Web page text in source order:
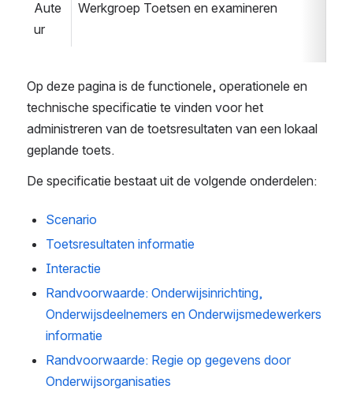
Aute
ur
Werkgroep Toetsen en examineren
Op deze pagina is de functionele, operationele en
technische specificatie te vinden voor het
administreren van de toetsresultaten van een lokaal
geplande toets.
De specificatie bestaat uit de volgende onderdelen:
Scenario
Toetsresultaten informatie
Interactie
Randvoorwaarde: Onderwijsinrichting,
Onderwijsdeelnemers en Onderwijsmedewerkers
informatie
Randvoorwaarde: Regie op gegevens door
Onderwijsorganisaties